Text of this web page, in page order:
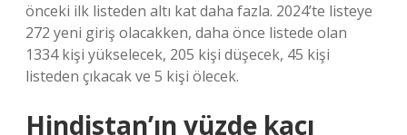
önceki ilk listeden altı kat daha fazla. 2024’te listeye
272 yeni giriş olacakken, daha önce listede olan
1334 kişi yükselecek, 205 kişi düşecek, 45 kişi
listeden çıkacak ve 5 kişi ölecek.
Hindistan’ın yüzde kaçı